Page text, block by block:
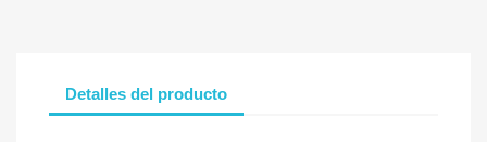
Detalles del producto